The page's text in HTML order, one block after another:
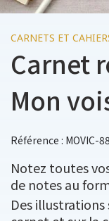
CARNETS ET
Carnet
Mon
Référence : MOVIC-
Notez toutes
de notes au
Des